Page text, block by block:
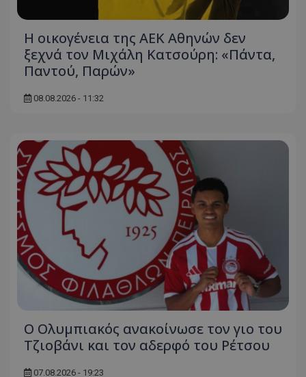
Η οικογένεια της ΑΕΚ Αθηνών δεν
ξεχνά τον Μιχάλη Κατσούρη: «Πάντα,
Παντού, Παρών»
08.08.2026 - 11:32
Ο Ολυμπιακός ανακοίνωσε τον γιο του
Τζιοβάνι και τον αδερφό του Ρέτσου
07.08.2026 - 19:23